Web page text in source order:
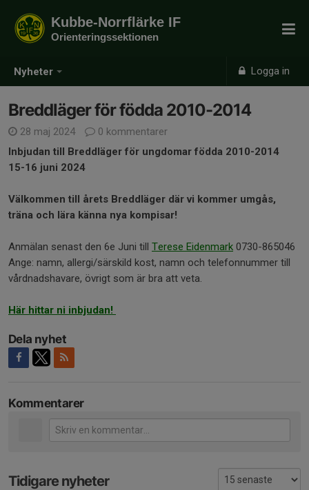
Nyheter Logga in
Kubbe-Norrflärke IF
Orienteringssektionen
Breddläger för födda 2010-2014
28 maj 2024
0 kommentarer
Inbjudan till Breddläger för ungdomar födda 2010-2014
15-16 juni 2024
Välkommen till årets Breddläger där vi kommer umgås,
träna och lära känna nya kompisar!
Anmälan senast den 6e Juni till Terese Eidenmark 0730-865046
Ange: namn, allergi/särskild kost, namn och telefonnummer till
vårdnadshavare, övrigt som är bra att veta.
Här hittar ni inbjudan!
Dela nyhet
Kommentarer
Tidigare nyheter